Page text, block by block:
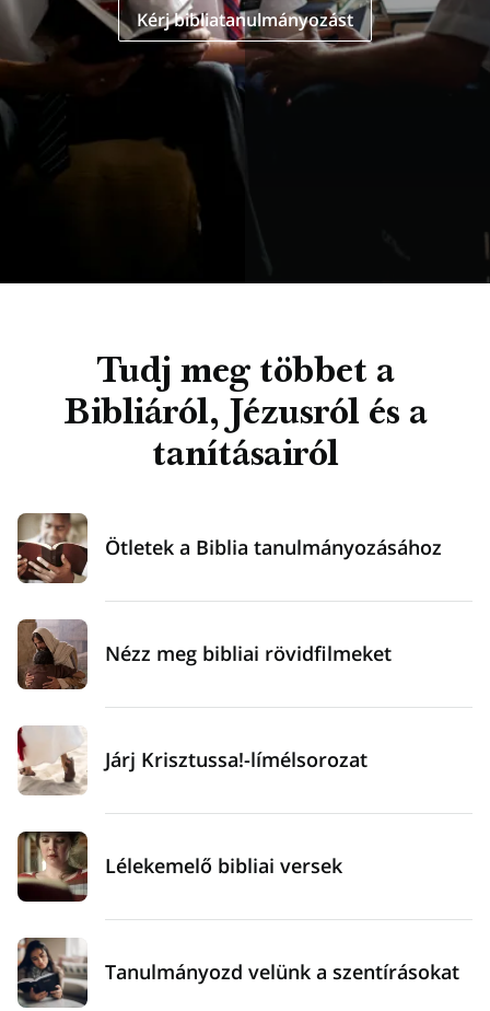
Kérj bibliatanulmányozást
Tudj meg többet a
Bibliáról, Jézusról és a
tanításairól
Ötletek a Biblia tanulmányozásához
Nézz meg bibliai rövidfilmeket
Járj Krisztussa!-límélsorozat
Lélekemelő bibliai versek
Tanulmányozd velünk a szentírásokat